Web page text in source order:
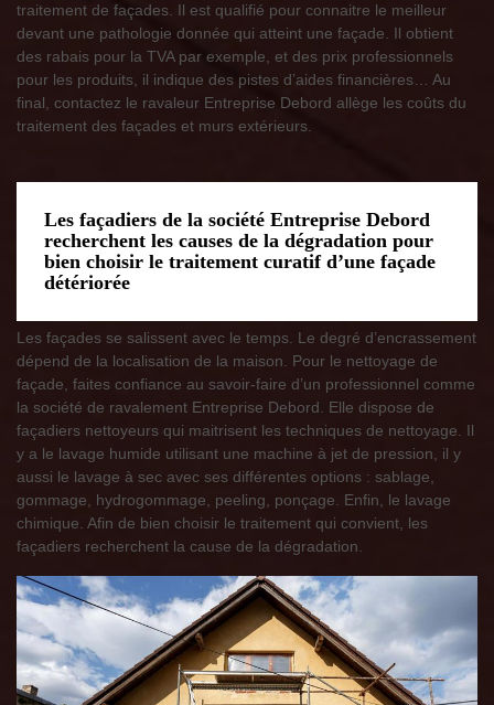
traitement de façades. Il est qualifié pour connaitre le meilleur
devant une pathologie donnée qui atteint une façade. Il obtient
des rabais pour la TVA par exemple, et des prix professionnels
pour les produits, il indique des pistes d’aides financières… Au
final, contactez le ravaleur Entreprise Debord allège les coûts du
traitement des façades et murs extérieurs.
Les façadiers de la société Entreprise Debord
recherchent les causes de la dégradation pour
bien choisir le traitement curatif d’une façade
détériorée
Les façades se salissent avec le temps. Le degré d’encrassement
dépend de la localisation de la maison. Pour le nettoyage de
façade, faites confiance au savoir-faire d’un professionnel comme
la société de ravalement Entreprise Debord. Elle dispose de
façadiers nettoyeurs qui maitrisent les techniques de nettoyage. Il
y a le lavage humide utilisant une machine à jet de pression, il y
aussi le lavage à sec avec ses différentes options : sablage,
gommage, hydrogommage, peeling, ponçage. Enfin, le lavage
chimique. Afin de bien choisir le traitement qui convient, les
façadiers recherchent la cause de la dégradation.